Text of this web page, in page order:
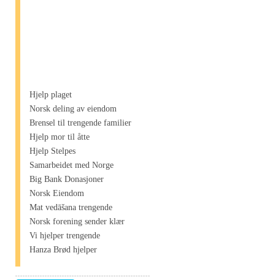
Hjelp plaget
Norsk deling av eiendom
Brensel til trengende familier
Hjelp mor til åtte
Hjelp Stelpes
Samarbeidet med Norge
Big Bank Donasjoner
Norsk Eiendom
Mat vedāšana trengende
Norsk forening sender klær
Vi hjelper trengende
Hanza Brød hjelper